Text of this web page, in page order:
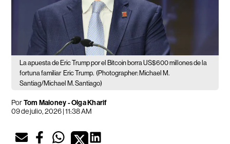
La apuesta de Eric Trump por el Bitcoin borra US$600 millones de la
fortuna familiar Eric Trump. (Photographer: Michael M.
Santiag/Michael M. Santiago)
PorTom Maloney - Olga Kharif
09 de julio, 2026 | 11:38 AM